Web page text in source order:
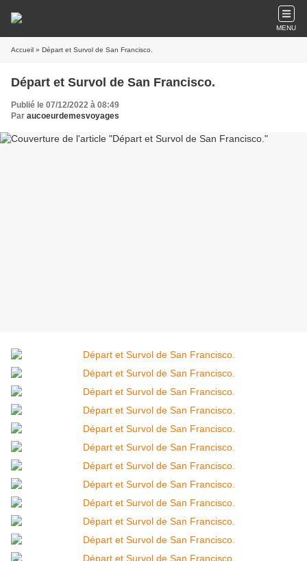
MENU
Accueil » Départ et Survol de San Francisco.
Départ et Survol de San Francisco.
Publié le 07/12/2022 à 08:49
Par aucoeurdemesvoyages